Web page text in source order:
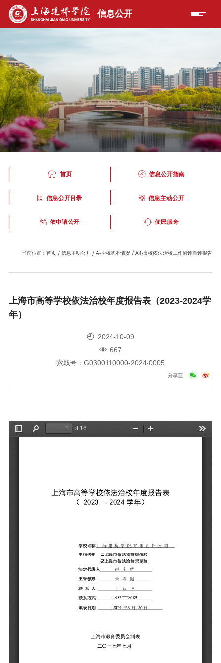
首页 信息公开指南
信息公开目录 信息主动公开
依申请公开 便民服务
当前位置：首页 信息主动公开 A-学校基本情况 A4-高校依法治校工作测评自评报告
上海市高等学校依法治校年度报告表（2023-2024学
年）
2024-10-09
667
索取号：G0300110000-2024-0005
分享至: